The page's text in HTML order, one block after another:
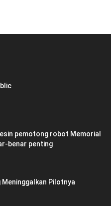
pemotong robot Memorial
benar penting
Meninggalkan Pilotnya